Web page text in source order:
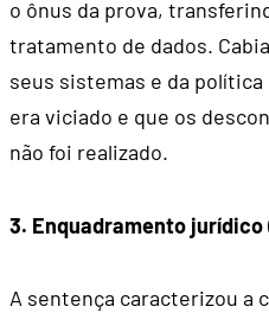
o ônus da prova,
tratamento de dados.
seus sistemas e da
era viciado e que os
não foi realizado.
3. Enquadramento jurídico
A sentença caracterizou a